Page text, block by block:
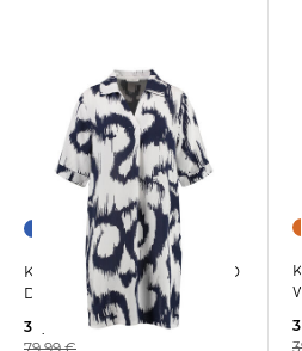
Key Largo | Damen Kleid WD
DORA V-NECK Relaxed Fit
39,99 €